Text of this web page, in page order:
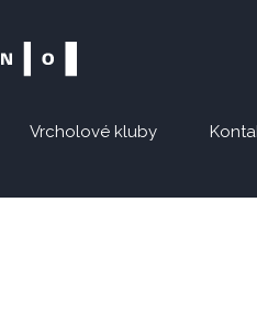
Vrcholové kluby